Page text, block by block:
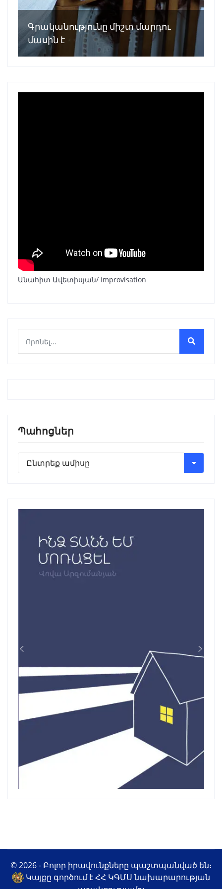
Գրականությունը միշտ մարդու
մասին է
Անահիտ Ավետիսյան/ Improvisation
Պահոցներ
© 2026 - Բոլոր իրավունքները պաշտպանված են։
Կայքը գործում է ՀՀ ԿԳՄՍ նախարարության